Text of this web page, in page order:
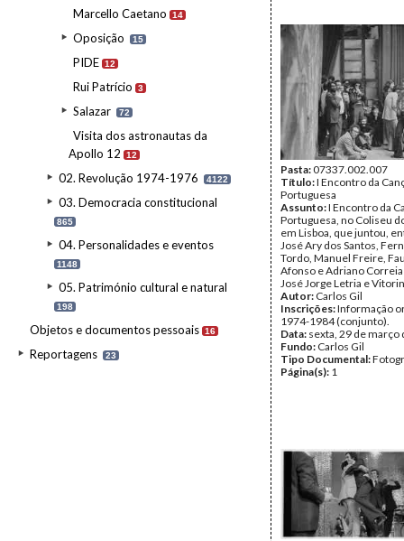
Marcello Caetano 14
Oposição 15
PIDE 12
Rui Patrício 3
Salazar 72
Visita dos astronautas da
Apollo 12
12
02. Revolução 1974-1976 4122
03. Democracia constitucional
865
04. Personalidades e eventos
1148
05. Património cultural e natural
198
Objetos e documentos pessoais 16
Reportagens 23
Pasta:07337.002.007
Título:I Encontro da
Portuguesa
Assunto:I Encontro da
Portuguesa, no Coliseu
em Lisboa, que juntou,
José Ary dos Santos,
Tordo, Manuel Freire,
Afonso e Adriano
José Jorge Letria e
Autor: Carlos Gil
Inscrições:Informação
1974-1984 (conjunto).
Data: sexta, 29 de março
Fundo: Carlos Gil
Tipo Documental:
Página(s): 1